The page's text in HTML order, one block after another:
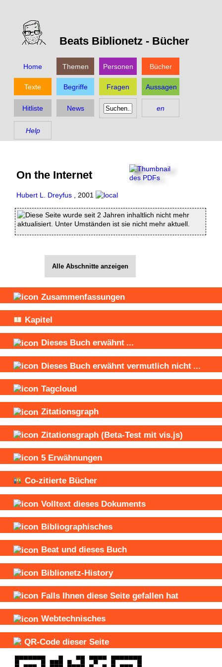
Beats Biblionetz - Bücher
Home Themen Personen Bücher
Texte Begriffe Fragen Aussagen
Hitliste News en
Help
On the Internet
Hubert L. Dreyfus 2001
Diese Seite wurde seit 2 Jahren inhaltlich nicht mehr
aktualisiert. Unter Umständen ist sie nicht mehr aktuell.
Alle Abschnitte anzeigen
Zusammenfassungen
Kapitel
Dieses Buch erwähnt ...
Dieses Buch erwähnt vermutlich nicht ...
Tagcloud
Zitationsgraph
Zitationsgraph (Beta-Test mit vis.js)
5 Erwähnungen
Co-zitierte Bücher
Volltext dieses Dokuments
Bibliographisches
Beat und dieses Buch
Biblionetz-History
Falls Ihnen diese Seite gefallen hat
Webtechnisches
QR-Code dieser Seite